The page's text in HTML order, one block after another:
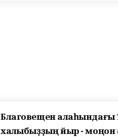
Благовещен ҡалаһындағы
халҡыбыҙҙың йыр - моңон